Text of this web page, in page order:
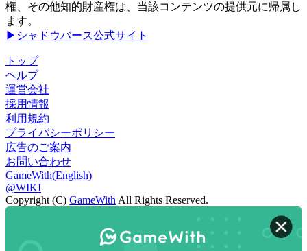
権、その他知的財産権は、当該コンテンツの提供元に帰属し
ます。
▶シャドウバース公式サイト
トップ
ヘルプ
運営会社
採用情報
利用規約
プライバシーポリシー
広告のご案内
お問い合わせ
GameWith(English)
@WIKI
Copyright (C) GameWith All Rights Reserved.